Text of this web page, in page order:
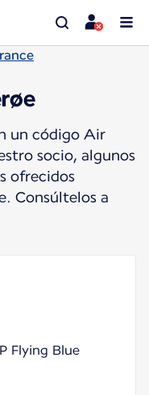
un código Air
socio, algunos
ofrecidos
Consúltelos a
Flying Blue